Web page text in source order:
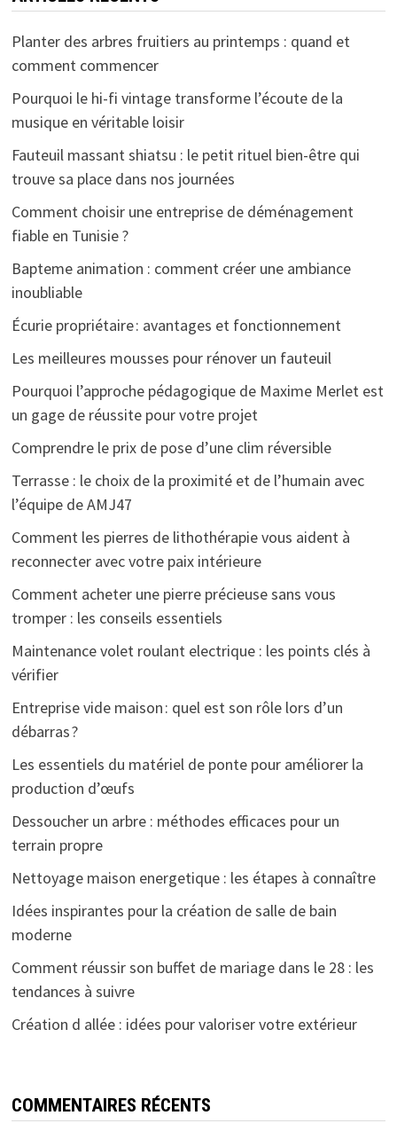
Planter des arbres fruitiers au printemps : quand et
comment commencer
Pourquoi le hi-fi vintage transforme l’écoute de la
musique en véritable loisir
Fauteuil massant shiatsu : le petit rituel bien-être qui
trouve sa place dans nos journées
Comment choisir une entreprise de déménagement
fiable en Tunisie ?
Bapteme animation : comment créer une ambiance
inoubliable
Écurie propriétaire : avantages et fonctionnement
Les meilleures mousses pour rénover un fauteuil
Pourquoi l’approche pédagogique de Maxime Merlet est
un gage de réussite pour votre projet
Comprendre le prix de pose d’une clim réversible
Terrasse : le choix de la proximité et de l’humain avec
l’équipe de AMJ47
Comment les pierres de lithothérapie vous aident à
reconnecter avec votre paix intérieure
Comment acheter une pierre précieuse sans vous
tromper : les conseils essentiels
Maintenance volet roulant electrique : les points clés à
vérifier
Entreprise vide maison : quel est son rôle lors d’un
débarras ?
Les essentiels du matériel de ponte pour améliorer la
production d’œufs
Dessoucher un arbre : méthodes efficaces pour un
terrain propre
Nettoyage maison energetique : les étapes à connaître
Idées inspirantes pour la création de salle de bain
moderne
Comment réussir son buffet de mariage dans le 28 : les
tendances à suivre
Création d allée : idées pour valoriser votre extérieur
COMMENTAIRES RÉCENTS